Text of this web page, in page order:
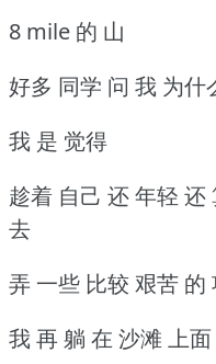
8 mile 的 山
好多 同学 问 我 为什
我 是 觉得
趁着 自己 还 年轻
去
弄 一些 比较 艰苦 的
我 再 躺 在 沙滩 上